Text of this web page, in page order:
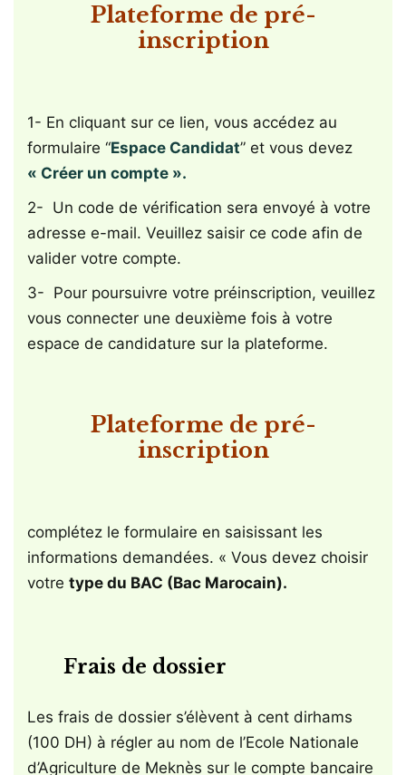
Plateforme de pré-
inscription
1- En cliquant sur ce lien, vous accédez au
formulaire “Espace Candidat” et vous devez
« Créer un compte ».
2- Un code de vérification sera envoyé à votre
adresse e-mail. Veuillez saisir ce code afin de
valider votre compte.
3- Pour poursuivre votre préinscription, veuillez
vous connecter une deuxième fois à votre
espace de candidature sur la plateforme.
Plateforme de pré-
inscription
complétez le formulaire en saisissant les
informations demandées. « Vous devez choisir
votre type du BAC (Bac Marocain).
Frais de dossier
Les frais de dossier s’élèvent à cent dirhams
(100 DH) à régler au nom de l’Ecole Nationale
d’Agriculture de Meknès sur le compte bancaire